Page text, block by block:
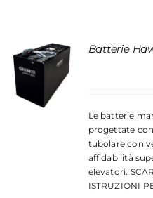
Batterie
Le batterie
progettate
tubolare con
affidabilità
elevatori.
ISTRUZIONI